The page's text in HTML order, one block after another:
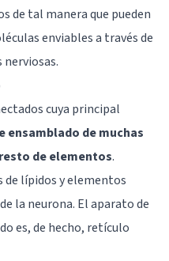
de tal manera que pueden
enviables a través de
cuya principal
ensamblado de muchas
de elementos.
lípidos y elementos
la neurona. El aparato de
es, de hecho, retículo